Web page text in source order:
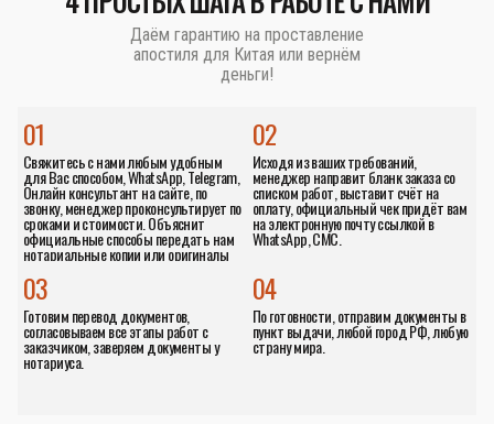
Даём гарантию на проставление
апостиля для Китая или вернём
деньги!
01
Свяжитесь с нами любым удобным
для Вас способом, WhatsApp, Telegram,
Онлайн консультант на сайте, по
звонку, менеджер проконсультирует по
сроками и стоимости. Объяснит
официальные способы передать нам
нотариальные копии или оригиналы
02
Исходя из ваших требований,
менеджер направит бланк заказа со
списком работ, выставит счёт на
оплату, официальный чек придёт вам
на электронную почту ссылкой в
WhatsApp, СМС.
04
По готовности, отправим документы в
пункт выдачи, любой город РФ, любую
страну мира.
03
Готовим перевод документов,
согласовываем все этапы работ с
заказчиком, заверяем документы у
нотариуса.